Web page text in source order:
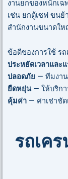
งานยกของหนักเฉ
เช่น ยกตู้เซฟ ขน
สำนักงานขนาดใ
ข้อดีของการใช้ ร
ประหยัดเวลาและ
ปลอดภัย — ทีมงา
ยืดหยุ่น— ให้บริกา
คุ้มค่า — ค่าเช่าชั
รถเค